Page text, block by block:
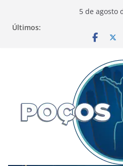
5 de agosto
Últimos: